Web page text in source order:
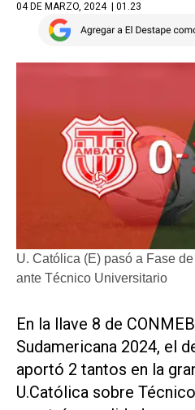
04 DE MARZO, 2024 | 01.23
U. Católica (E) pasó a Fase
ante Técnico Universitario
En la llave 8 de
Sudamericana 2024, el
aportó 2 tantos en la
U.Católica sobre